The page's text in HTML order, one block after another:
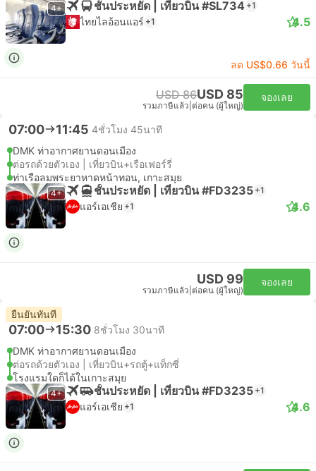
4+ ชั้นประหยัด | เที่ยวบิน #SL734 +1
ไทยไลอ้อนแอร์ +1 4.5
ลด US$0.66 วันนี้
USD 86USD 85
รวมภาษีแล้ว ต่อคน (ผู้ใหญ่)
จองเลย
07:00 11:45 4ชั่วโมง 45นาที
DMK ท่าอากาศยานดอนเมือง
ต่อรถด้วยตัวเอง | เที่ยวบิน+เรือเฟอร์รี่
ท่าเรือลมพระยาหาดหน้าทอน, เกาะสมุย
4+ ชั้นประหยัด | เที่ยวบิน #FD3235 +1
แอร์เอเชีย +1 4.6
USD 99
รวมภาษีแล้ว ต่อคน (ผู้ใหญ่)
จองเลย
ยืนยันทันที
07:00 15:30 8ชั่วโมง 30นาที
DMK ท่าอากาศยานดอนเมือง
ต่อรถด้วยตัวเอง | เที่ยวบิน+รถตู้+แท็กซี่
โรงแรมใดก็ได้ในเกาะสมุย
4+ ชั้นประหยัด | เที่ยวบิน #FD3235 +1
แอร์เอเชีย +1 4.6